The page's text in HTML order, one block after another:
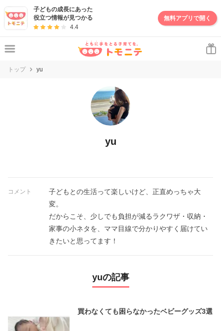
子どもの成長にあった
役立つ情報が見つかる
4.4
無料アプリで開く
トップ yu
yu
コメント
子どもとの生活って楽しいけど、正直めっちゃ大
変。
だからこそ、少しでも負担が減るラクワザ・収納・
家事の小ネタを、ママ目線で分かりやすく届けてい
きたいと思ってます！
yuの記事
買わなくても困らなかったベビーグッズ3選